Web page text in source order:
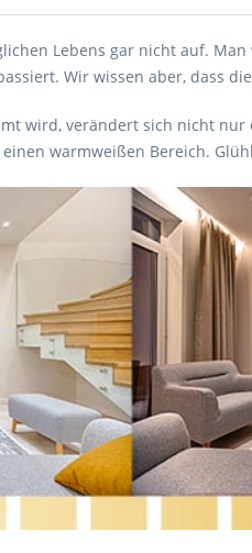
Lebens gar nicht auf.
Wir wissen aber, dass
wird, verändert sich nicht
warmweißen Bereich.